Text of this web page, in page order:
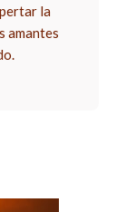
la
amantes